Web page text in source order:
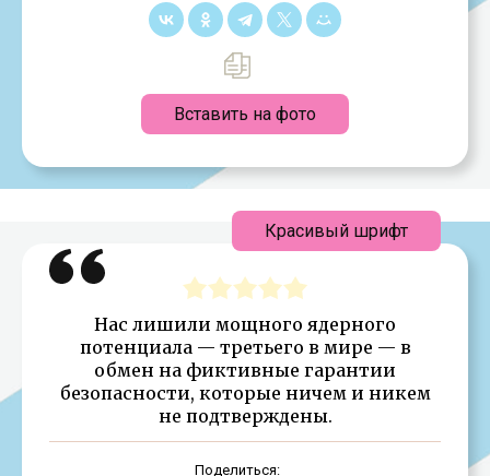
Вставить на фото
Нас лишили мощного ядерного
потенциала — третьего в мире — в
обмен на фиктивные гарантии
безопасности, которые ничем и никем
не подтверждены.
Поделиться:
Красивый шрифт